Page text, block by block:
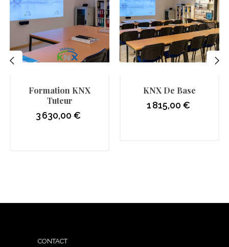
Formation KNX
Tuteur
Prix
3 630,00 €
KNX De Base
Prix
1 815,00 €
CONTACT